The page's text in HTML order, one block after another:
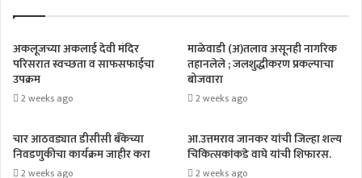
अकलूजच्या अकलाई देवी मंदिर
परिसरात स्वच्छता व साफसफाईचा
उपक्रम
2 weeks ago
माळेवाडी (अ)तलाव असूनही नागरिक
तहानलेले ; जलशुद्धीकरण प्रकल्पाचा
बोजवारा
2 weeks ago
चार आठवड्यात डीसीसी बँकेच्या
निवडणुकीचा कार्यक्रम जाहीर करा
2 weeks ago
आ.उत्तमराव जानकर यांची जिल्हा शल्य
चिकित्सकांकडे वाघे यांची शिफारस.
2 weeks ago